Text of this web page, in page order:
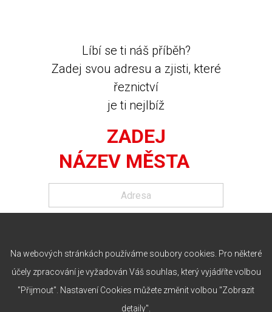
Líbí se ti náš příběh?
Zadej svou adresu a zjisti, které
řeznictví
je ti nejlbíž
ZADEJ
NÁZEV MĚSTA
Na webových stránkách používáme soubory cookies. Pro některé
účely zpracování je vyžadován Váš souhlas, který vyjádříte volbou
"Přijmout". Nastavení Cookies můžete změnit volbou "Zobrazit
detaily".